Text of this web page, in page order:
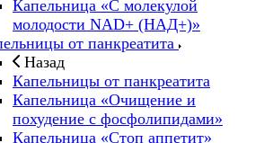
Капельница «С молекулой
молодости NAD+ (НАД+)»
от панкреатита
Назад
Капельницы от панкреатита
Капельница «Очищение и
похудение с фосфолипидами»
Капельница «Стоп аппетит»